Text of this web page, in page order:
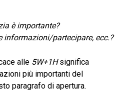
è importante?
informazioni/partecipare, ecc.?
alle 5W+1Hsignifica
più importanti del
paragrafo di apertura.